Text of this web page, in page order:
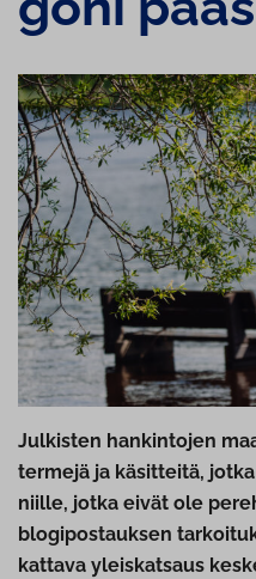
Julkisten hankintojen
termejä ja käsitteitä,
niille, jotka eivät ole
blogipostauksen
kattava yleiskatsaus